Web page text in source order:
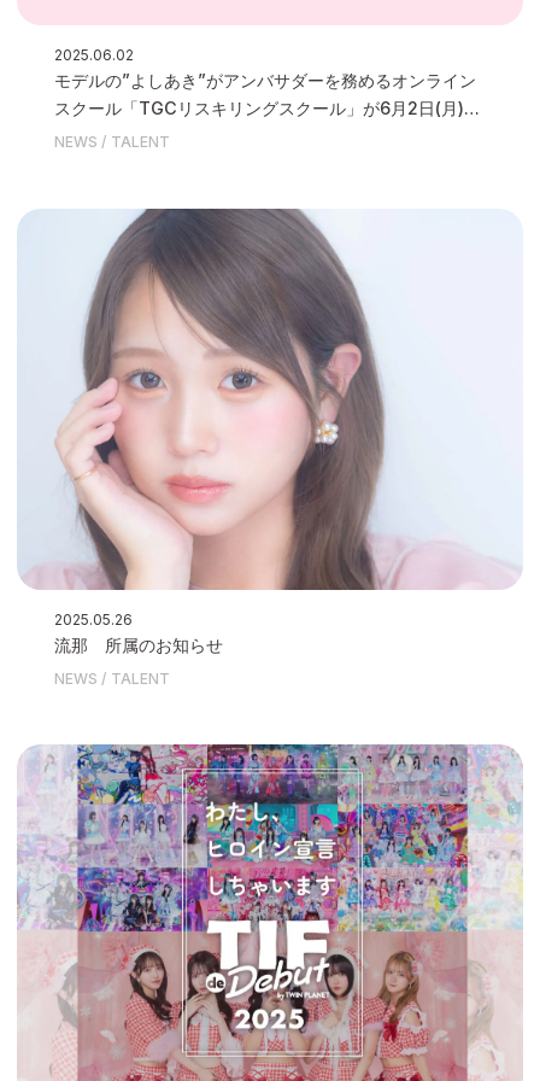
2025.06.02
モデルの”よしあき”がアンバサダーを務めるオンライン
スクール「TGCリスキリングスクール」が6月2日(月)に
開校いたしました
NEWS TALENT
2025.05.26
流那 所属のお知らせ
NEWS TALENT